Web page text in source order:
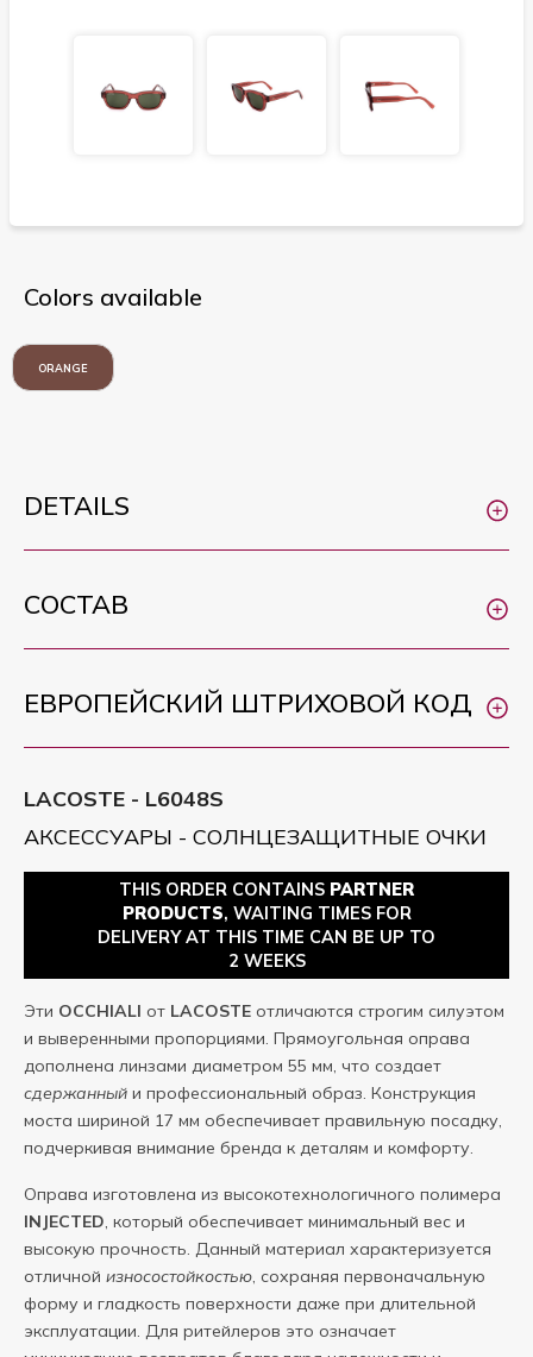
Colors available
ORANGE
DETAILS
СОСТАВ
ЕВРОПЕЙСКИЙ ШТРИХОВОЙ КОД
LACOSTE - L6048S
АКСЕССУАРЫ - СОЛНЦЕЗАЩИТНЫЕ ОЧКИ
THIS ORDER CONTAINS PARTNER
PRODUCTS, WAITING TIMES FOR
DELIVERY AT THIS TIME CAN BE UP TO
2 WEEKS
Эти OCCHIALI от LACOSTE отличаются строгим силуэтом
и выверенными пропорциями. Прямоугольная оправа
дополнена линзами диаметром 55 мм, что создает
сдержанный и профессиональный образ. Конструкция
моста шириной 17 мм обеспечивает правильную посадку,
подчеркивая внимание бренда к деталям и комфорту.
Оправа изготовлена из высокотехнологичного полимера
INJECTED, который обеспечивает минимальный вес и
высокую прочность. Данный материал характеризуется
отличной износостойкостью, сохраняя первоначальную
форму и гладкость поверхности даже при длительной
эксплуатации. Для ритейлеров это означает